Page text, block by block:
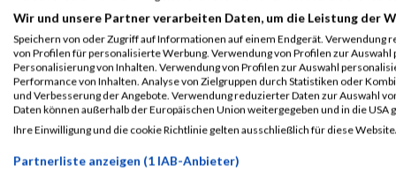
10368
Joachim Denk
10531
Falk Hillebercht
10543
Michael Hohenwald
10508
Gunnar Heide
10383
Michael Dufft
10418
Martin
Wir und unsere Partner verarbeiten Daten, um die Leistung der
Speichern von oder Zugriff auf Informationen auf einem Endgerät. Verwendung
von Profilen für personalisierte Werbung. Verwendung von Profilen zur
Personalisierung von Inhalten. Verwendung von Profilen zur Auswahl
Performance von Inhalten. Analyse von Zielgruppen durch Statistiken oder
und Verbesserung der Angebote. Verwendung reduzierter Daten zur Auswahl
Daten können außerhalb der Europäischen Union weitergegeben und in die USA
Ihre Einwilligung und die cookie Richtlinie gelten ausschließlich für diese
Partnerliste anzeigen (1 IAB-Anbieter)